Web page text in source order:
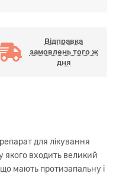
Відправка
замовлень того ж
дня
для лікування
якого входить великий
мають протизапальну і